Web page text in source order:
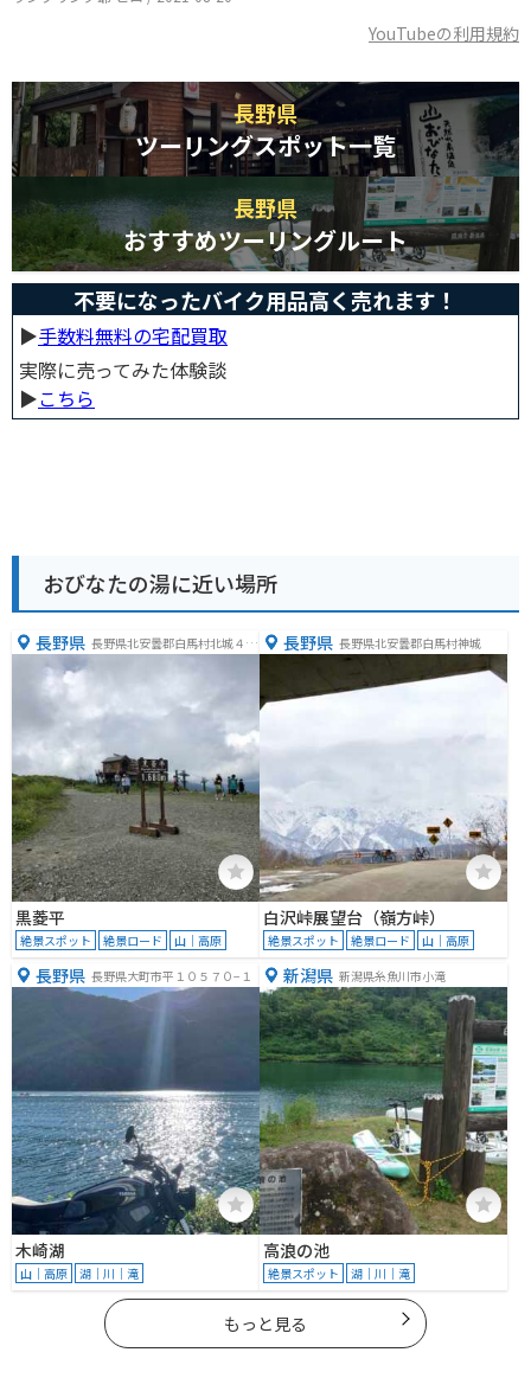
YouTubeの利用規約
長野県
ツーリングスポット一覧
長野県
おすすめツーリングルート
不要になったバイク用品高く売れます！
▶︎手数料無料の宅配買取
実際に売ってみた体験談
▶︎こちら
おびなたの湯に近い場所
長野県 長野県北安曇郡白馬村北城４４
黒菱平
絶景スポット 絶景ロード 山｜高原
長野県 長野県北安曇郡白馬村神城
白沢峠展望台（嶺方峠）
絶景スポット 絶景ロード 山｜高原
長野県 長野県大町市平１０５７０−１
木崎湖
山｜高原 湖｜川｜滝
新潟県 新潟県糸魚川市小滝
高浪の池
絶景スポット 湖｜川｜滝
もっと見る